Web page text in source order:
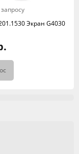
Экран G4030